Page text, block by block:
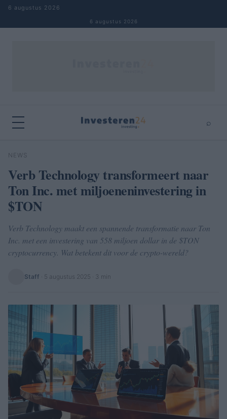
Naar inhoud springen
6 augustus 2026
6 augustus 2026
⌕
Zoeken
NEWS
Verb Technology transformeert naar
Ton Inc. met miljoeneninvestering in
$TON
Verb Technology maakt een spannende transformatie naar Ton
Inc. met een investering van 558 miljoen dollar in de $TON
cryptocurrency. Wat betekent dit voor de crypto-wereld?
Staff 5 augustus 2025 · 3 min